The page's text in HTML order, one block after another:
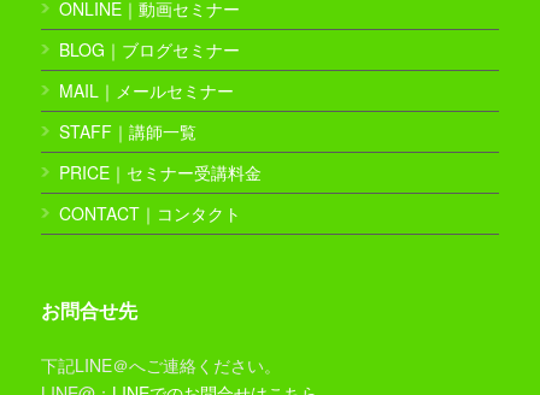
ONLINE｜動画セミナー
BLOG｜ブログセミナー
MAIL｜メールセミナー
STAFF｜講師一覧
PRICE｜セミナー受講料金
CONTACT｜コンタクト
お問合せ先
下記LINE＠へご連絡ください。